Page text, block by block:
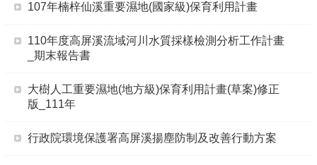
107年楠梓仙溪重要濕地(國家級)保育利用計畫
110年度高屏溪流域河川水質採樣檢測分析工作計畫
_期末報告書
大樹人工重要濕地(地方級)保育利用計畫(草案)修正
版_111年
行政院環境保護署高屏溪揚塵防制及改善行動方案